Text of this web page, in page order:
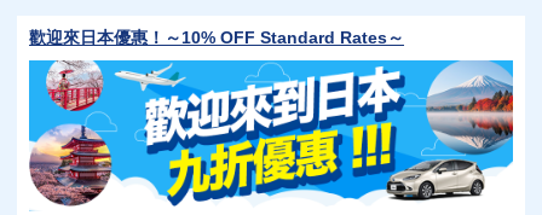
歡迎來日本優惠！～10% OFF Standard Rates～